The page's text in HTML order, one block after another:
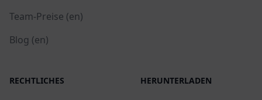
Team-Preise (en)
Blog (en)
RECHTLICHES HERUNTERLADEN